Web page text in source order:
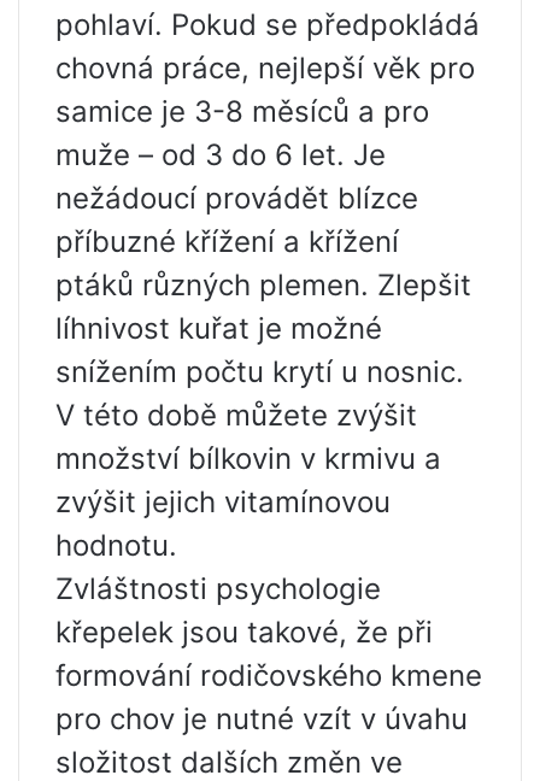
pohlaví. Pokud se předpokládá
chovná práce, nejlepší věk pro
samice je 3-8 měsíců a pro
muže – od 3 do 6 let. Je
nežádoucí provádět blízce
příbuzné křížení a křížení
ptáků různých plemen. Zlepšit
líhnivost kuřat je možné
snížením počtu krytí u nosnic.
V této době můžete zvýšit
množství bílkovin v krmivu a
zvýšit jejich vitamínovou
hodnotu.
Zvláštnosti psychologie
křepelek jsou takové, že při
formování rodičovského kmene
pro chov je nutné vzít v úvahu
složitost dalších změn ve